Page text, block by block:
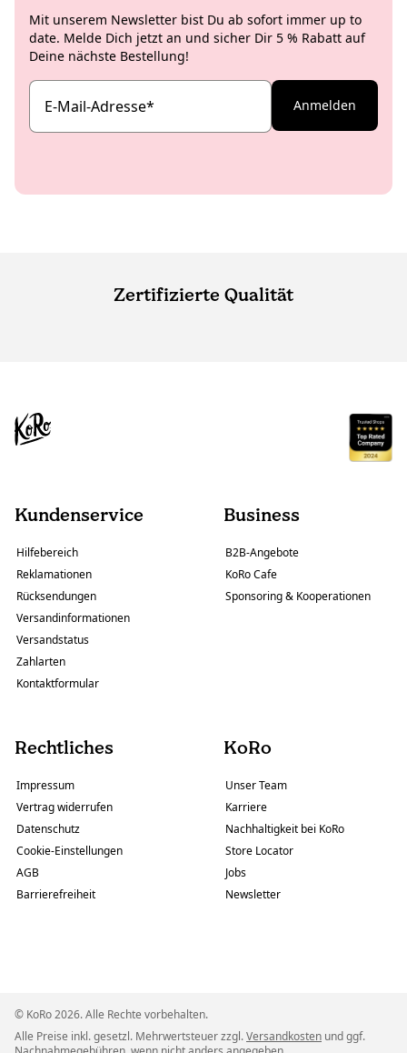
Mit unserem Newsletter bist Du ab sofort immer up to
date. Melde Dich jetzt an und sicher Dir 5 % Rabatt auf
Deine nächste Bestellung!
E-Mail-Adresse* Anmelden
Zertifizierte Qualität
Kundenservice
Hilfebereich
Reklamationen
Rücksendungen
Versandinformationen
Versandstatus
Zahlarten
Kontaktformular
Business
B2B-Angebote
KoRo Cafe
Sponsoring & Kooperationen
Rechtliches
Impressum
Vertrag widerrufen
Datenschutz
Cookie-Einstellungen
AGB
Barrierefreiheit
KoRo
Unser Team
Karriere
Nachhaltigkeit bei KoRo
Store Locator
Jobs
Newsletter
© KoRo 2026. Alle Rechte vorbehalten.
Alle Preise inkl. gesetzl. Mehrwertsteuer zzgl.Versandkosten und ggf.